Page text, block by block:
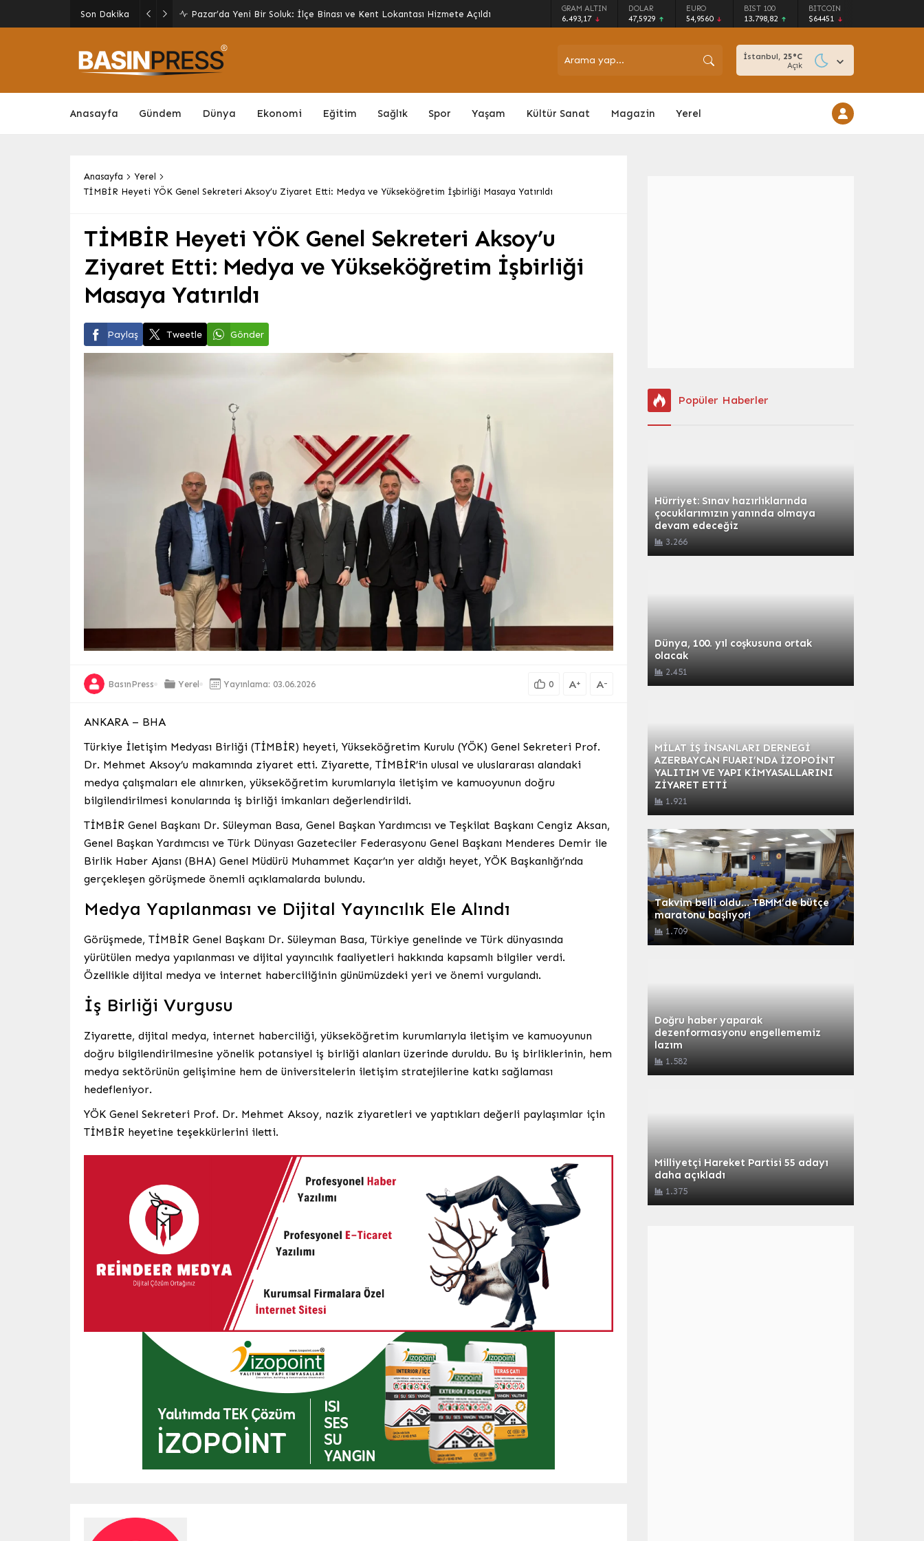
Son Dakika
Giresun’da Yaz Kur’an Kursları Sokak Oyunlarıyla Şenlendi: Gelenekler
Yeniden Canlandı
GRAM ALTIN
6.493,17
DOLAR
47,5929
EURO
54,9560
BIST 100
13.798,82
BITCOIN
$64451
İstanbul, 25°C
Açık
Anasayfa Gündem Dünya Ekonomi Eğitim Sağlık Spor Yaşam Kültür Sanat Magazin Yerel
Anasayfa
Yerel
TİMBİR Heyeti YÖK Genel Sekreteri Aksoy’u Ziyaret Etti: Medya ve Yükseköğretim İşbirliği Masaya Yatırıldı
TİMBİR Heyeti YÖK Genel Sekreteri Aksoy’u
Ziyaret Etti: Medya ve Yükseköğretim İşbirliği
Masaya Yatırıldı
Paylaş Tweetle Gönder
BasınPress Yerel Yayınlama: 03.06.2026 0 A+ A-
ANKARA – BHA
Türkiye İletişim Medyası Birliği (TİMBİR) heyeti, Yükseköğretim Kurulu (YÖK) Genel Sekreteri Prof.
Dr. Mehmet Aksoy’u makamında ziyaret etti. Ziyarette, TİMBİR’in ulusal ve uluslararası alandaki
medya çalışmaları ele alınırken, yükseköğretim kurumlarıyla iletişim ve kamuoyunun doğru
bilgilendirilmesi konularında iş birliği imkanları değerlendirildi.
TİMBİR Genel Başkanı Dr. Süleyman Basa, Genel Başkan Yardımcısı ve Teşkilat Başkanı Cengiz Aksan,
Genel Başkan Yardımcısı ve Türk Dünyası Gazeteciler Federasyonu Genel Başkanı Menderes Demir ile
Birlik Haber Ajansı (BHA) Genel Müdürü Muhammet Kaçar’ın yer aldığı heyet, YÖK Başkanlığı’nda
gerçekleşen görüşmede önemli açıklamalarda bulundu.
Medya Yapılanması ve Dijital Yayıncılık Ele Alındı
Görüşmede, TİMBİR Genel Başkanı Dr. Süleyman Basa, Türkiye genelinde ve Türk dünyasında
yürütülen medya yapılanması ve dijital yayıncılık faaliyetleri hakkında kapsamlı bilgiler verdi.
Özellikle dijital medya ve internet haberciliğinin günümüzdeki yeri ve önemi vurgulandı.
İş Birliği Vurgusu
Ziyarette, dijital medya, internet haberciliği, yükseköğretim kurumlarıyla iletişim ve kamuoyunun
doğru bilgilendirilmesine yönelik potansiyel iş birliği alanları üzerinde duruldu. Bu iş birliklerinin, hem
medya sektörünün gelişimine hem de üniversitelerin iletişim stratejilerine katkı sağlaması
hedefleniyor.
YÖK Genel Sekreteri Prof. Dr. Mehmet Aksoy, nazik ziyaretleri ve yaptıkları değerli paylaşımlar için
TİMBİR heyetine teşekkürlerini iletti.
Popüler Haberler
Hürriyet: Sınav hazırlıklarında
çocuklarımızın yanında olmaya
devam edeceğiz
3.266
Dünya, 100. yıl coşkusuna ortak
olacak
2.451
MİLAT İŞ İNSANLARI DERNEGİ
AZERBAYCAN FUARI’NDA İZOPOİNT
YALITIM VE YAPI KİMYASALLARINI
ZİYARET ETTİ
1.921
Takvim belli oldu… TBMM’de bütçe
maratonu başlıyor!
1.709
Doğru haber yaparak
dezenformasyonu engellememiz
lazım
1.582
Milliyetçi Hareket Partisi 55 adayı
daha açıkladı
1.375